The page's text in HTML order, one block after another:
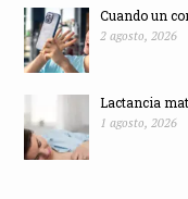
Cuando un
2 agosto, 2026
Lactancia
1 agosto, 2026